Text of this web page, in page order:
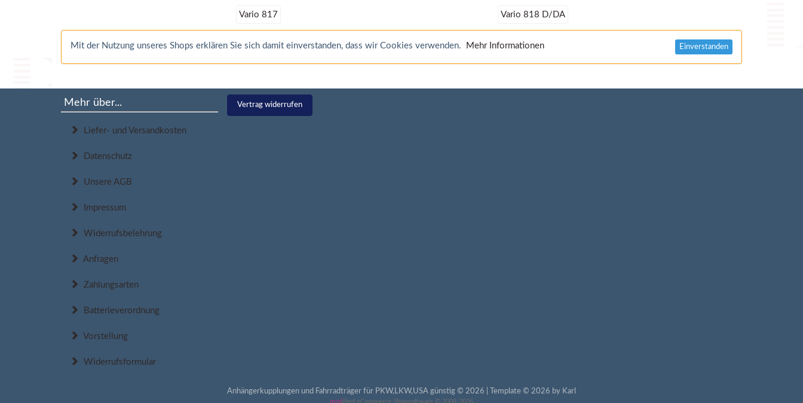
Vario 817 Vario 818 D/DA
Mit der Nutzung unseres Shops erklären Sie sich damit einverstanden, dass wir Cookies verwenden. Mehr Informationen Einverstanden
Mehr über...
Liefer- und Versandkosten
Datenschutz
Unsere AGB
Impressum
Widerrufsbelehrung
Anfragen
Zahlungsarten
Batterieverordnung
Vorstellung
Widerrufsformular
Vertrag widerrufen
Anhängerkupplungen und Fahrradträger für PKW,LKW,USA günstig © 2026 | Template © 2026 by Karl
mod ified eCommerce Shopsoftware © 2009-2026